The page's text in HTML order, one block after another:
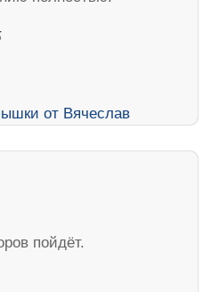
пойдёт.